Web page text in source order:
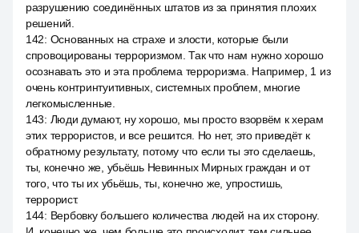
разрушению соединённых штатов из за принятия плохих
решений.
142: Основанных на страхе и злости, которые были
спровоцированы терроризмом. Так что нам нужно хорошо
осознавать это и эта проблема терроризма. Например, 1 из
очень контринтуитивных, системных проблем, многие
легкомысленные.
143: Люди думают, ну хорошо, мы просто взорвём к херам
этих террористов, и все решится. Но нет, это приведёт к
обратному результату, потому что если ты это сделаешь,
ты, конечно же, убьёшь Невинных Мирных граждан и от
того, что ты их убьёшь, ты, конечно же, упростишь,
террорист.
144: Вербовку большего количества людей на их сторону.